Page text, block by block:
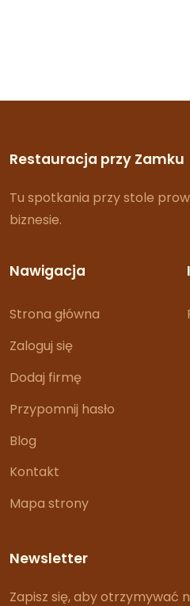
Restauracja przy Zamku
Tu spotkania przy stole
biznesie.
Nawigacja
Strona główna
Zaloguj się
Dodaj firmę
Przypomnij hasło
Blog
Kontakt
Mapa strony
Newsletter
Zapisz się, aby otrzymywać